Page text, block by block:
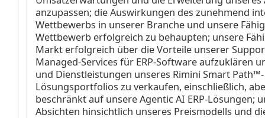
anzupassen; die Auswirkungen des zunehmend
Wettbewerbs in unserer Branche und unsere
Wettbewerb erfolgreich zu behaupten; unsere
Markt erfolgreich über die Vorteile unserer
Managed-Services für ERP-Software aufzuklären
und Dienstleistungen unseres Rimini Smart Path™-
Lösungsportfolios zu verkaufen, einschließlich,
beschränkt auf unsere Agentic AI ERP-Lösungen;
Absichten hinsichtlich unseres Preismodells und